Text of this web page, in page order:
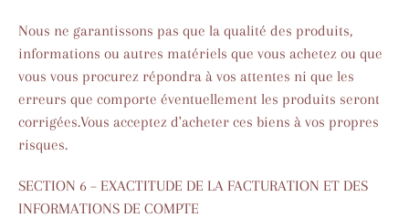
Nous ne garantissons pas que la qualité des produits,
informations ou autres matériels que vous achetez ou que
vous vous procurez répondra à vos attentes ni que les
erreurs que comporte éventuellement les produits seront
corrigées.Vous acceptez d'acheter ces biens à vos propres
risques.
SECTION 6 – EXACTITUDE DE LA FACTURATION ET DES
INFORMATIONS DE COMPTE